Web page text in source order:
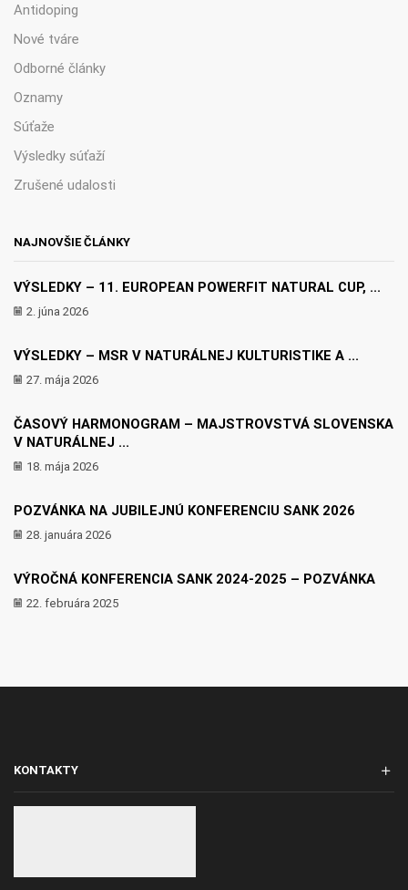
Antidoping
Nové tváre
Odborné články
Oznamy
Súťaže
Výsledky súťaží
Zrušené udalosti
NAJNOVŠIE ČLÁNKY
VÝSLEDKY – 11. EUROPEAN POWERFIT NATURAL CUP, ...
2. júna 2026
VÝSLEDKY – MSR V NATURÁLNEJ KULTURISTIKE A ...
27. mája 2026
ČASOVÝ HARMONOGRAM – MAJSTROVSTVÁ SLOVENSKA
V NATURÁLNEJ ...
18. mája 2026
POZVÁNKA NA JUBILEJNÚ KONFERENCIU SANK 2026
28. januára 2026
VÝROČNÁ KONFERENCIA SANK 2024-2025 – POZVÁNKA
22. februára 2025
KONTAKTY